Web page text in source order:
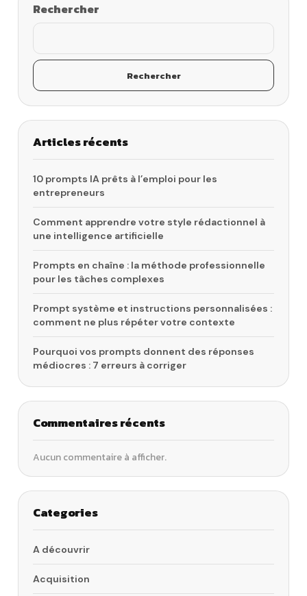
Rechercher
Rechercher
Articles récents
10 prompts IA prêts à l’emploi pour les
entrepreneurs
Comment apprendre votre style rédactionnel à
une intelligence artificielle
Prompts en chaîne : la méthode professionnelle
pour les tâches complexes
Prompt système et instructions personnalisées :
comment ne plus répéter votre contexte
Pourquoi vos prompts donnent des réponses
médiocres : 7 erreurs à corriger
Commentaires récents
Aucun commentaire à afficher.
Categories
A découvrir
Acquisition